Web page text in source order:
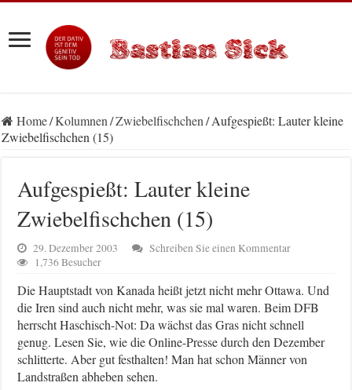
Home/Kolumnen/Zwiebelfischchen/Aufgespießt: Lauter kleine
Zwiebelfischchen (15)
Aufgespießt: Lauter kleine
Zwiebelfischchen (15)
29. Dezember 2003
Schreiben Sie einen Kommentar
1,736 Besucher
Die Hauptstadt von Kanada heißt jetzt nicht mehr Ottawa. Und
die Iren sind auch nicht mehr, was sie mal waren. Beim DFB
herrscht Haschisch-Not: Da wächst das Gras nicht schnell
genug. Lesen Sie, wie die Online-Presse durch den Dezember
schlitterte. Aber gut festhalten! Man hat schon Männer von
Landstraßen abheben sehen.